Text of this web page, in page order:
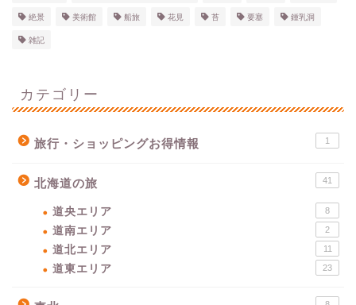
絶景 美術館 船旅 花見 苔 要塞 鍾乳洞
雑記
カテゴリー
旅行・ショッピングお得情報 1
北海道の旅 41
道央エリア 8
道南エリア 2
道北エリア 11
道東エリア 23